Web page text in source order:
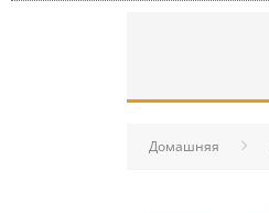
Домашняя